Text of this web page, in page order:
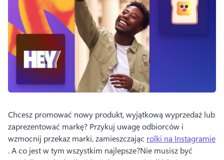
Chcesz promować nowy produkt, wyjątkową wyprzedaż lub
zaprezentować markę? Przykuj uwagę odbiorców i
wzmocnij przekaz marki, zamieszczając rolki na Instagramie
. A co jest w tym wszystkim najlepsze?Nie musisz być